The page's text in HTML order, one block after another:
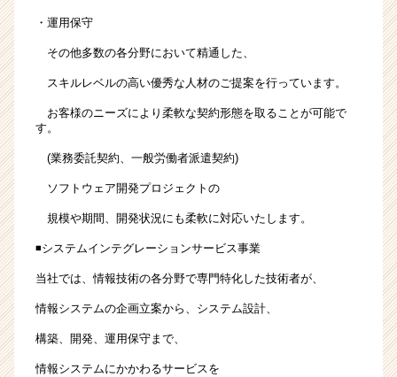
・運用保守
その他多数の各分野において精通した、
スキルレベルの高い優秀な人材のご提案を行っています。
お客様のニーズにより柔軟な契約形態を取ることが可能で
す。
(業務委託契約、一般労働者派遣契約)
ソフトウェア開発プロジェクトの
規模や期間、開発状況にも柔軟に対応いたします。
◾️システムインテグレーションサービス事業
当社では、情報技術の各分野で専門特化した技術者が、
情報システムの企画立案から、システム設計、
構築、開発、運用保守まで、
情報システムにかかわるサービスを